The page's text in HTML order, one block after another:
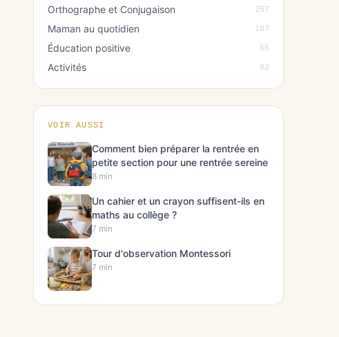
Orthographe et Conjugaison 257
Maman au quotidien 187
Éducation positive 55
Activités 82
VOIR AUSSI
Comment bien préparer la rentrée en
petite section pour une rentrée sereine
8 min
Un cahier et un crayon suffisent-ils en
maths au collège ?
7 min
Tour d'observation Montessori
7 min